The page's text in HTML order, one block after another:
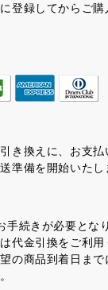
登録してからご
き換えに、お支払
準備を開始いたし
手続きが必要とな
代金引換をご利用
の商品到着日ま